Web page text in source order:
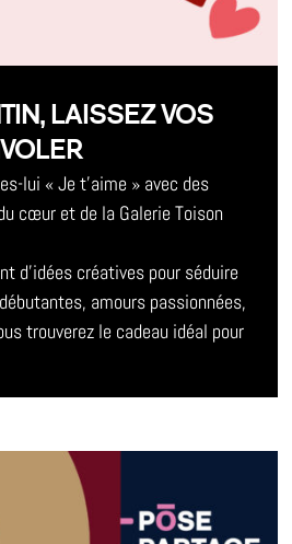
LAISSEZ VOS
lui « Je t’aime » avec des
cœur et de la Galerie Toison
d’idées créatives pour séduire
amours passionnées,
trouverez le cadeau idéal pour